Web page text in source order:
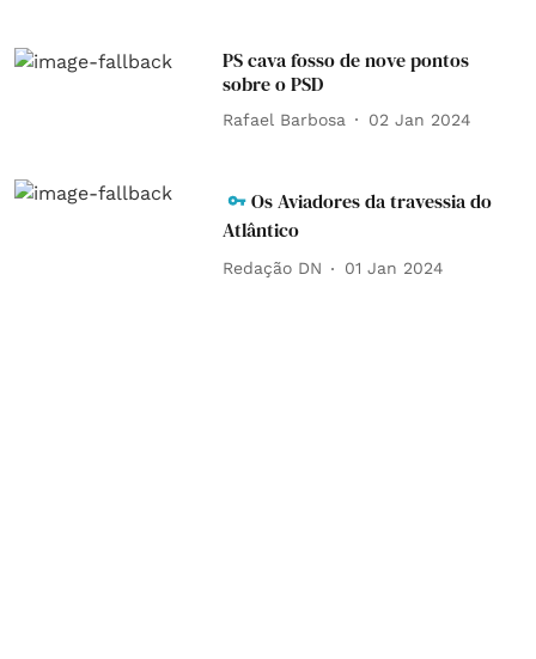
PS cava fosso de nove pontos
sobre o PSD
Rafael Barbosa 02 Jan 2024
Os Aviadores da travessia do
Atlântico
Redação DN 01 Jan 2024